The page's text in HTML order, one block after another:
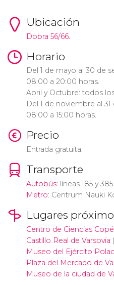
Ubicación
Dobra 56/66.
Horario
Del 1 de mayo al 30 de
08:00 a 20:00 horas.
Abril y Octubre: todos
Del 1 de noviembre al
08:00 a 15:00 horas.
Precio
Entrada gratuita.
Transporte
Autobús: líneas 185 y 385.
Metro: Centrum Nauki
Lugares
Centro de Ciencias
Castillo Real de Varsovia
Museo del Ejército
Plaza del Mercado de
Museo de la ciudad de